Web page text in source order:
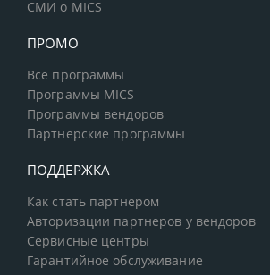
СМИ о MICS
ПРОМО
Все программы
Программы MICS
Программы вендоров
Партнерские программы
ПОДДЕРЖКА
Как стать партнером
Авторизации партнеров у вендоров
Сервисные центры
Гарантийное обслуживание